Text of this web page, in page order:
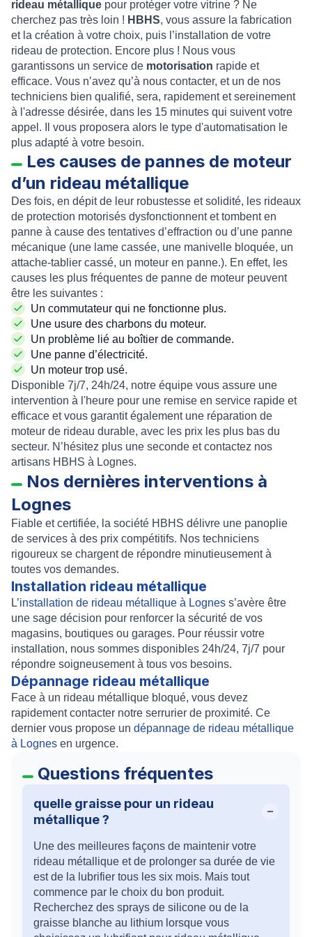
rideau métallique pour protéger votre vitrine ? Ne
cherchez pas très loin ! HBHS, vous assure la fabrication
et la création à votre choix, puis l’installation de votre
rideau de protection. Encore plus ! Nous vous
garantissons un service de motorisation rapide et
efficace. Vous n’avez qu’à nous contacter, et un de nos
techniciens bien qualifié, sera, rapidement et sereinement
à l'adresse désirée, dans les 15 minutes qui suivent votre
appel. Il vous proposera alors le type d'automatisation le
plus adapté à votre besoin.
Les causes de pannes de moteur
d’un rideau métallique
Des fois, en dépit de leur robustesse et solidité, les rideaux
de protection motorisés dysfonctionnent et tombent en
panne à cause des tentatives d’effraction ou d’une panne
mécanique (une lame cassée, une manivelle bloquée, un
attache-tablier cassé, un moteur en panne.). En effet, les
causes les plus fréquentes de panne de moteur peuvent
être les suivantes :
Un commutateur qui ne fonctionne plus.
Une usure des charbons du moteur.
Un problème lié au boîtier de commande.
Une panne d’électricité.
Un moteur trop usé.
Disponible 7j/7, 24h/24, notre équipe vous assure une
intervention à l'heure pour une remise en service rapide et
efficace et vous garantit également une réparation de
moteur de rideau durable, avec les prix les plus bas du
secteur. N’hésitez plus une seconde et contactez nos
artisans HBHS à Lognes.
Nos dernières interventions à
Lognes
Fiable et certifiée, la société HBHS délivre une panoplie
de services à des prix compétitifs. Nos techniciens
rigoureux se chargent de répondre minutieusement à
toutes vos demandes.
Installation rideau métallique
L’installation de rideau métallique à Lognes s’avère être
une sage décision pour renforcer la sécurité de vos
magasins, boutiques ou garages. Pour réussir votre
installation, nous sommes disponibles 24h/24, 7j/7 pour
répondre soigneusement à tous vos besoins.
Dépannage rideau métallique
Face à un rideau métallique bloqué, vous devez
rapidement contacter notre serrurier de proximité. Ce
dernier vous propose un dépannage de rideau métallique
à Lognes en urgence.
Questions fréquentes
quelle graisse pour un rideau
métallique ?
Une des meilleures façons de maintenir votre
rideau métallique et de prolonger sa durée de vie
est de la lubrifier tous les six mois. Mais tout
commence par le choix du bon produit.
Recherchez des sprays de silicone ou de la
graisse blanche au lithium lorsque vous